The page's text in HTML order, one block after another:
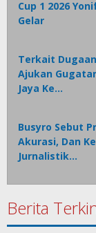
Cup 1 2026
Gelar
Terkait
Ajukan
Jaya Ke…
Busyro Sebut
Akurasi, Dan
Jurnalistik…
Berita